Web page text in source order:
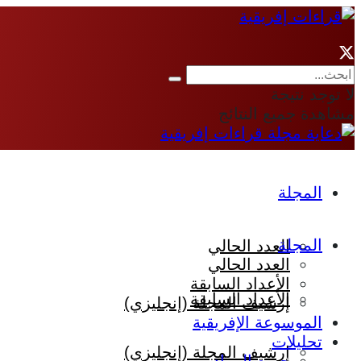
لا توجد نتيجة
مشاهدة جميع النتائج
المجلة
العدد الحالي
الأعداد السابقة
إرشيف المجلة (إنجليزي)
المجلة
العدد الحالي
الأعداد السابقة
إرشيف المجلة (إنجليزي)
الموسوعة الإفريقية
تحليلات